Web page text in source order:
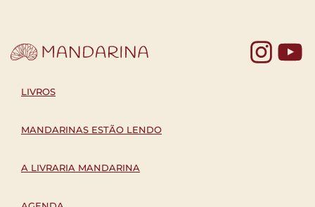
LIVROS
MANDARINAS ESTÃO LENDO
A LIVRARIA MANDARINA